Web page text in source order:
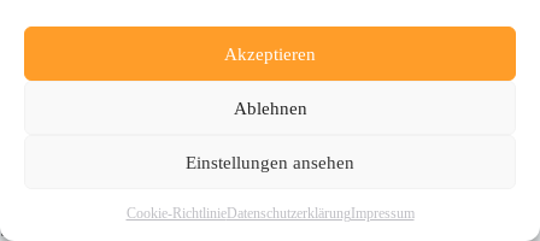
Akzeptieren
Ablehnen
Einstellungen ansehen
Cookie-RichtlinieDatenschutzerklärung Impressum
Copyright © 2026 - HMT Homecare-Medizin-Technik
Service GmbH